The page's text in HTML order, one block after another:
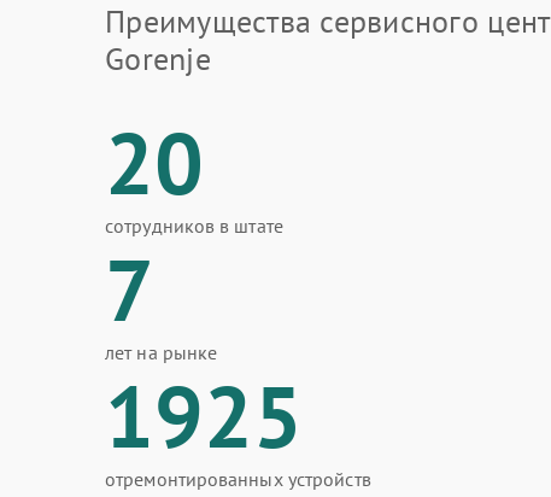
Преимущества сервисного
Gorenje
20
сотрудников в штате
7
лет на рынке
1925
отремонтированных устройств